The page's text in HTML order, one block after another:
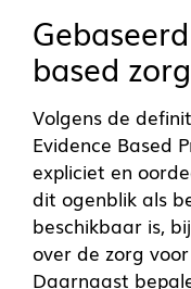
based zorg
Volgens de
Evidence Based
expliciet en
dit ogenblik als
beschikbaar is,
over de zorg
Daarnaast